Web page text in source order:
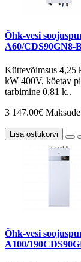
Õhk-vesi
A60/CDS90GN8-
Küttevõimsus 4,25
kW 400V, köetav
tarbimine 0,81 k..
3 147.00€
Lisa ostukorvi
Õhk-vesi
A100/